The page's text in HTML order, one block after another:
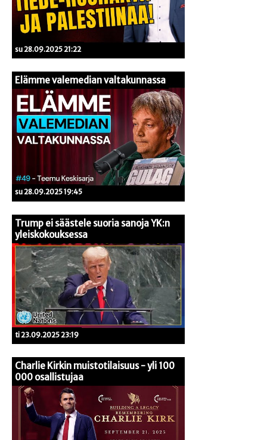
su 28.09.2025 21:22
Elämme valemedian valtakunnassa
su 28.09.2025 19:45
Trump ei säästele suoria sanoja YK:n
yleiskokouksessa
ti 23.09.2025 23:19
Charlie Kirkin muistotilaisuus - yli 100
000 osallistujaa